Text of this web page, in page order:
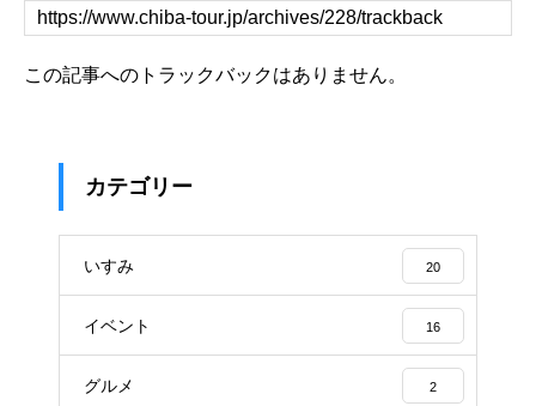
この記事へのトラックバックはありません。
カテゴリー
いすみ 20
イベント 16
グルメ 2